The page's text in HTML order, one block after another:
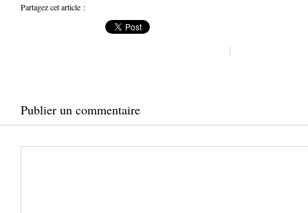
Partagez cet article :
Publier un commentaire